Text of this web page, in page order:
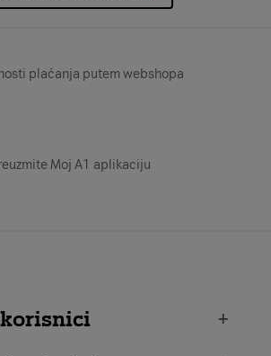
plaćanja putem webshopa
Moj A1 aplikaciju
+